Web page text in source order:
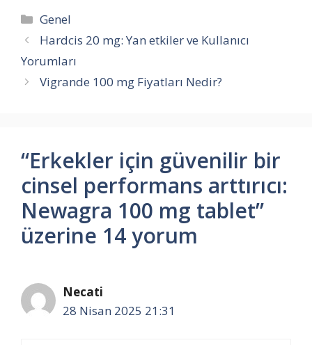
Kategoriler
Genel
Hardcis 20 mg: Yan etkiler ve Kullanıcı
Yorumları
Vigrande 100 mg Fiyatları Nedir?
“Erkekler için güvenilir bir
cinsel performans arttırıcı:
Newagra 100 mg tablet”
üzerine 14 yorum
Necati
28 Nisan 2025 21:31